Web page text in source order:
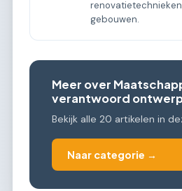
gebouwen.
Meer over
verantwoord
Bekijk alle 20 artikelen in
Naar categorie →